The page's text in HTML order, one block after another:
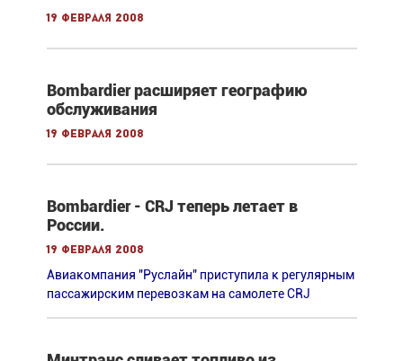
19 февраля 2008
Bombardier расширяет географию
обслуживания
19 февраля 2008
Bombardier - CRJ теперь летает в
России.
19 февраля 2008
Авиакомпания "Руслайн" приступила к регулярным
пассажирским перевозкам на самолете CRJ